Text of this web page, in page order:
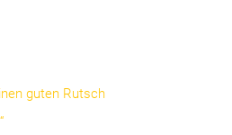
guten Rutsch